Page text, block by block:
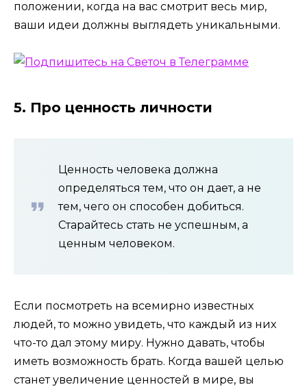
положении, когда на вас смотрит весь мир,
ваши идеи должны выглядеть уникальными.
5. Про ценность личности
Ценность человека должна
определяться тем, что он дает, а не
тем, чего он способен добиться.
Старайтесь стать не успешным, а
ценным человеком.
Если посмотреть на всемирно известных
людей, то можно увидеть, что каждый из них
что-то дал этому миру. Нужно давать, чтобы
иметь возможность брать. Когда вашей целью
станет увеличение ценностей в мире, вы